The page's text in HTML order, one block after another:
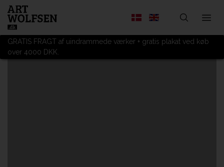
GRATIS FRAGT af uindrammede værker + gratis plakat ved køb
over 4000 DKK.